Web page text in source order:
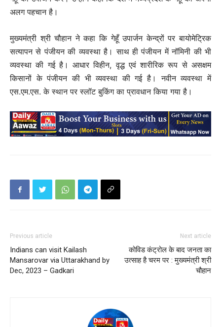
अलग पहचान है।
मुख्यमंत्री श्री चौहान ने कहा कि गेहूँ उपार्जन केन्द्रों पर बायोमेट्रिक
सत्यापन से पंजीयन की व्यवस्था है। साथ ही पंजीयन में नॉमिनी की भी
व्यवस्था की गई है। आधार विहीन, वृद्ध एवं शारीरिक रूप से असक्षम
किसानों के पंजीयन की भी व्यवस्था की गई है। नवीन व्यवस्था में
एस.एम.एस. के स्थान पर स्लॉट बुकिंग का प्रावधान किया गया है।
Previous article
Indians can visit Kailash
Mansarovar via Uttarakhand by
Dec, 2023 – Gadkari
Next article
कोविड कंट्रोल के बाद जनता का
उत्साह है चरम पर : मुख्यमंत्री श्री
चौहान